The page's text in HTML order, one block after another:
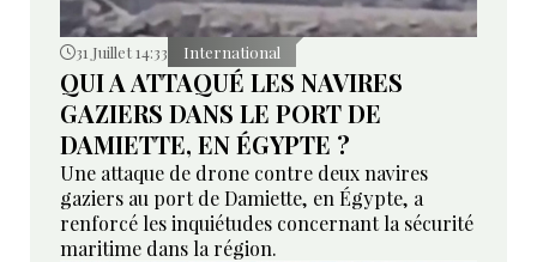
31 Juillet 14:33 International
QUI A ATTAQUÉ LES NAVIRES
GAZIERS DANS LE PORT DE
DAMIETTE, EN ÉGYPTE ?
Une attaque de drone contre deux navires
gaziers au port de Damiette, en Égypte, a
renforcé les inquiétudes concernant la sécurité
maritime dans la région.